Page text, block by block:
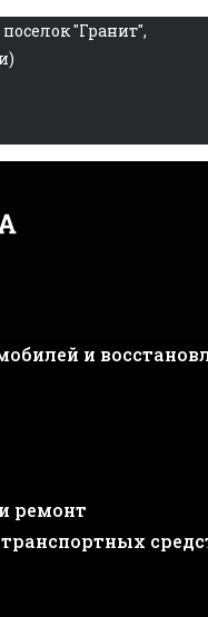
"Гранит",
и
ремонт